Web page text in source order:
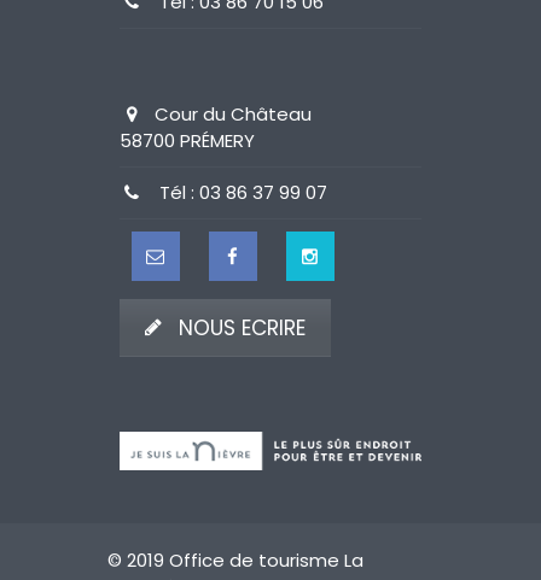
Cour du Château
58700 PRÉMERY
Tél : 03 86 37 99 07
NOUS ECRIRE
© 2019 Office de tourisme La